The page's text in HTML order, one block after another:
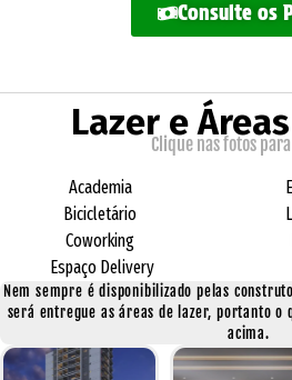
Consulte os
Lazer e
Clique nas fotos
Academia
Bicicletário
Coworking
Espaço Delivery
Nem sempre é disponibilizado pelas
será entregue as áreas de lazer, portanto o
acima.